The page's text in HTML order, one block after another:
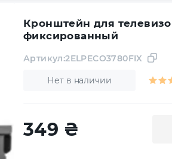
Кронштейн для
фиксированный
Нет в наличии
Артикул:2ELPECO3780FIX
349 ₴